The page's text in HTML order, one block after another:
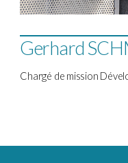
Gerhard
Chargé de mission